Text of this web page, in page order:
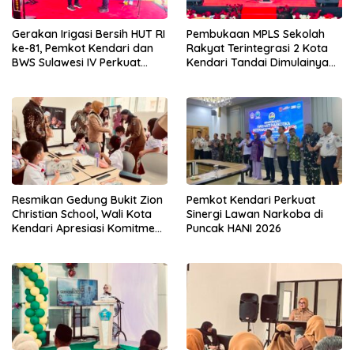
Gerakan Irigasi Bersih HUT RI
ke-81, Pemkot Kendari dan
BWS Sulawesi IV Perkuat
Pembukaan MPLS Sekolah
Rakyat Terintegrasi 2 Kota
Kendari Tandai Dimulainya
Resmikan Gedung Bukit Zion
Christian School, Wali Kota
Kendari Apresiasi Komitmen
Pemkot Kendari Perkuat
Sinergi Lawan Narkoba di
Puncak HANI 2026